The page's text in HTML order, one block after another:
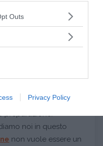
one or more Google
You may click to
in below Google
Outs
Privacy Policy
psicologia online?
è importante
il S.I.P.O. offre
di requisiti preferenziali
preparazione.
noi in questo
non vuole essere un